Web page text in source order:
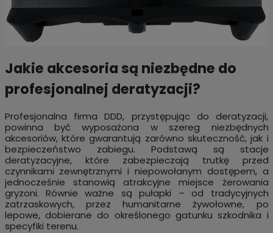
Jakie akcesoria są niezbędne do
profesjonalnej deratyzacji?
Profesjonalna firma DDD, przystępując do deratyzacji,
powinna być wyposażona w szereg niezbędnych
akcesoriów, które gwarantują zarówno skuteczność, jak i
bezpieczeństwo zabiegu. Podstawą są stacje
deratyzacyjne, które zabezpieczają trutkę przed
czynnikami zewnętrznymi i niepowołanym dostępem, a
jednocześnie stanowią atrakcyjne miejsce żerowania
gryzoni. Równie ważne są pułapki – od tradycyjnych
zatrzaskowych, przez humanitarne żywołowne, po
lepowe, dobierane do określonego gatunku szkodnika i
specyfiki terenu.